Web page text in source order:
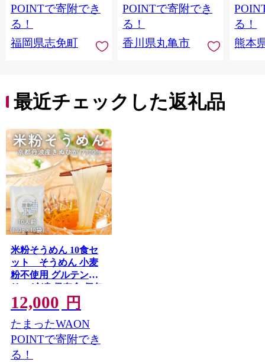
プ 九州 ご当地 お取り
寄せ
POINTで寄附でき
る！
福岡県志免町
製麺 肉 牛肉 簡単 惣菜
おかず ご当地 ご当地
グルメ 冷凍 冷凍配送
香川県 丸亀
POINTで寄附でき
る！
香川県丸亀市
炸醤麺
とん
リ辛味
レー
る！
熊本
最近チェックした返礼品
米粉そうめん 10食セ
ット そうめん 小麦
粉不使用 グルテンフ
リー 冷凍 保存食 個包
装 素麺 京都府 南丹市
12,000 円
たまったWAON
POINTで寄附でき
る！